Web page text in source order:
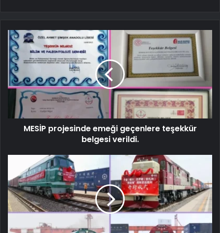
MESİP projesinde emeği geçenlere teşekkür
belgesi verildi.